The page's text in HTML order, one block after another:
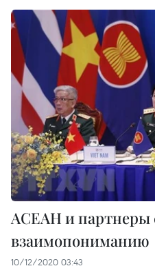
АСЕАН и партнеры
взаимопониманию
10/12/2020 03:43